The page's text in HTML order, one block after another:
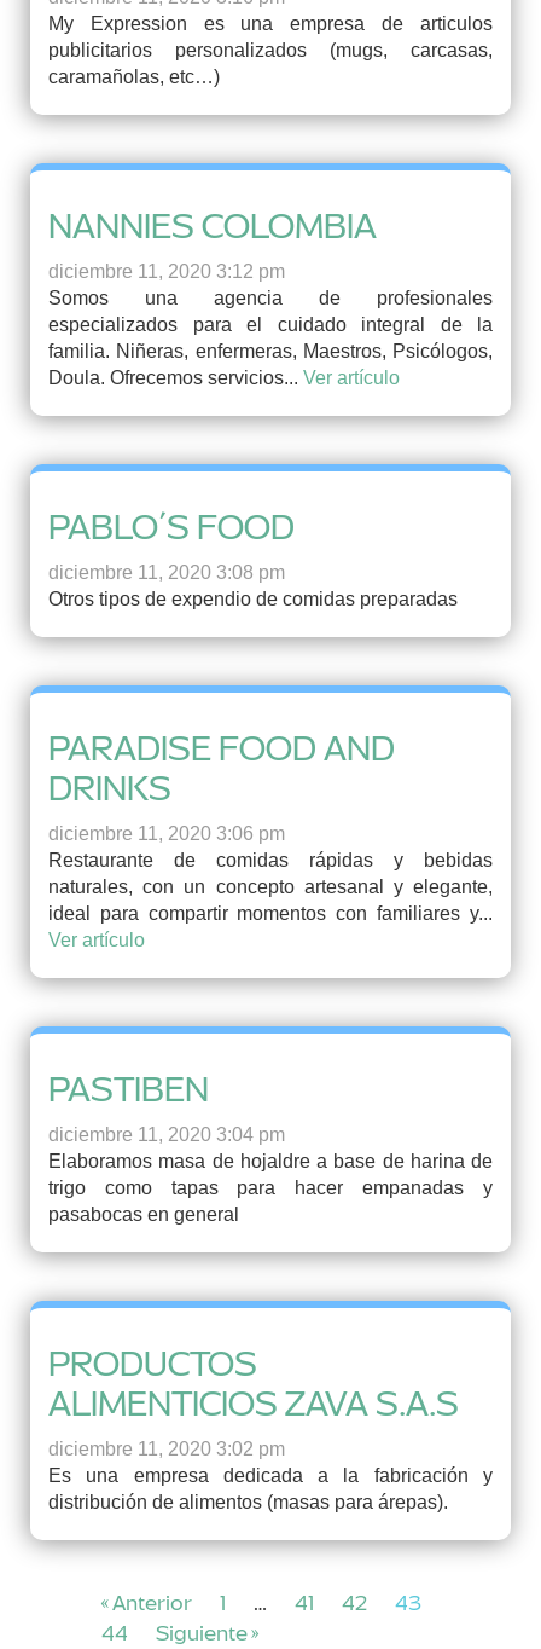
My Expression es una empresa de articulos
publicitarios personalizados (mugs, carcasas,
caramañolas, etc…)
NANNIES COLOMBIA
diciembre 11, 2020 3:12 pm
Somos una agencia de profesionales
especializados para el cuidado integral de la
familia. Niñeras, enfermeras, Maestros, Psicólogos,
Doula. Ofrecemos servicios... Ver artículo
PABLO´S FOOD
diciembre 11, 2020 3:08 pm
Otros tipos de expendio de comidas preparadas
PARADISE FOOD AND
DRINKS
diciembre 11, 2020 3:06 pm
Restaurante de comidas rápidas y bebidas
naturales, con un concepto artesanal y elegante,
ideal para compartir momentos con familiares y...
Ver artículo
PASTIBEN
diciembre 11, 2020 3:04 pm
Elaboramos masa de hojaldre a base de harina de
trigo como tapas para hacer empanadas y
pasabocas en general
PRODUCTOS
ALIMENTICIOS ZAVA S.A.S
diciembre 11, 2020 3:02 pm
Es una empresa dedicada a la fabricación y
distribución de alimentos (masas para árepas).
« Anterior 1 … 41 42
43
44
Siguiente »